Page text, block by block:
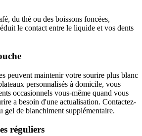
du thé ou des boissons foncées,
le contact entre le liquide et vos dents
peuvent maintenir votre sourire plus blanc
personnalisés à domicile, vous
occasionnels vous-même quand vous
a besoin d'une actualisation. Contactez-
gel de blanchiment supplémentaire.
réguliers